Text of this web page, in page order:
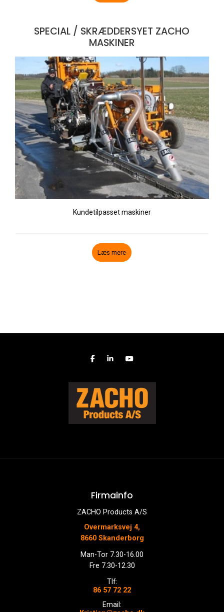
SPECIAL / SKRÆDDERSYET ZACHO
MASKINER
Kundetilpasset maskiner
Læs mere
Firmainfo
ZACHO Products A/S
Overmarksvej 4,
8660 Skanderborg
Man-Tor 7.30-16.00
Fre 7.30-12.30
Tlf:
86 57 72 22
Email: